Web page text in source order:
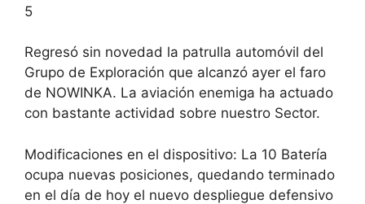
5
Regresó sin novedad la patrulla automóvil del
Grupo de Exploración que alcanzó ayer el faro
de NOWINKA. La aviación enemiga ha actuado
con bastante actividad sobre nuestro Sector.
Modificaciones en el dispositivo: La 10 Batería
ocupa nuevas posiciones, quedando terminado
en el día de hoy el nuevo despliegue defensivo